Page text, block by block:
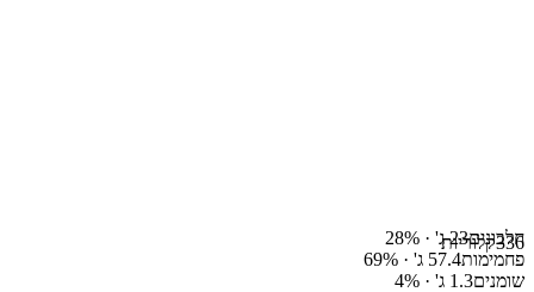
336קלוריותחלבונים23ג' · 28%
פחמימות57.4 ג' · 69%
שומנים1.3 ג' · 4%